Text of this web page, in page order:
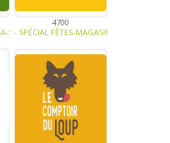
SOUPE - TRAITEUR - SAUCE- TAPENADE-
4700
- SPÉCIAL FÊTES-MAGASINS ET HORECA-